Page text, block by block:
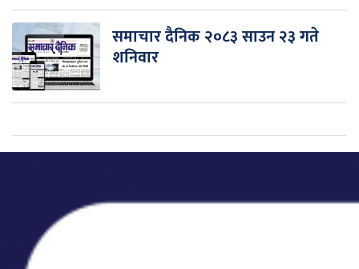
समाचार दैनिक २०८३ साउन २३ गते
शनिवार